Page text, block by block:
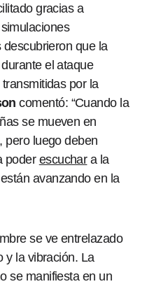
gracias a
que la
el ataque
por la
comentó: “Cuando la
se mueven en
pero luego deben
poder escuchara la
avanzando en la
se ve entrelazado
y la vibración. La
se manifiesta en un